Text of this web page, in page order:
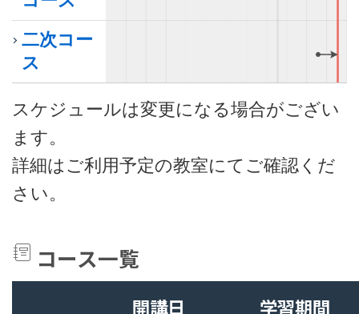
二次コー
ス
スケジュールは変更になる場合がござい
ます。
詳細はご利用予定の教室にてご確認くだ
さい。
コース一覧
開講日 学習期間